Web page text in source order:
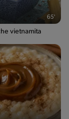
65'
vietnamita